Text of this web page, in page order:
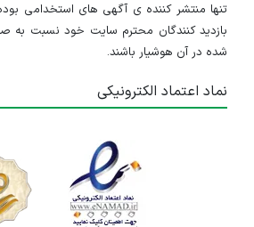
تنها منتشر کننده ی آگهی های استخدامی
بازدید کنندگان محترم سایت خود نسبت به
شده در آن هوشیار باشند.
نماد اعتماد الکترونیکی